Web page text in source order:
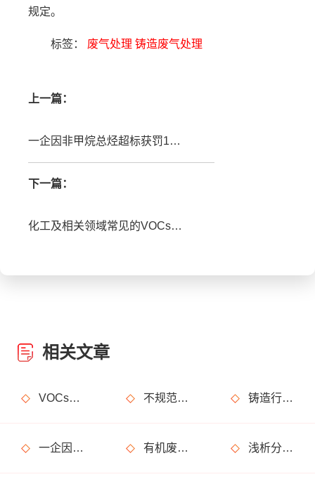
规定。
标签： 废气处理 铸造废气处理
上一篇：
一企因非甲烷总烃超标获罚15万元
下一篇：
化工及相关领域常见的VOCs治理方式
相关文章
VOCs主要包含哪些物质？ 不规范使用废气处理设备的法律后果 铸造行业废气处理设计
一企因非甲烷总烃超标获罚15万元 有机废气处理工程技术方案设计要点 浅析分子筛转轮常见问题及解决方法